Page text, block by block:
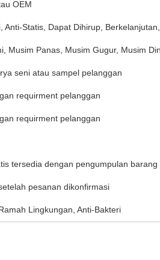
OEM
Anti-Statis, Dapat Dihirup,
Musim Panas, Musim Gugur, Musim
seni atau sampel pelanggan
requirment pelanggan
requirment pelanggan
tersedia dengan pengumpulan barang
pesanan dikonfirmasi
Lingkungan, Anti-Bakteri